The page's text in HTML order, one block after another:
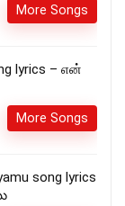
More Songs
lyrics – என்
More Songs
song lyrics